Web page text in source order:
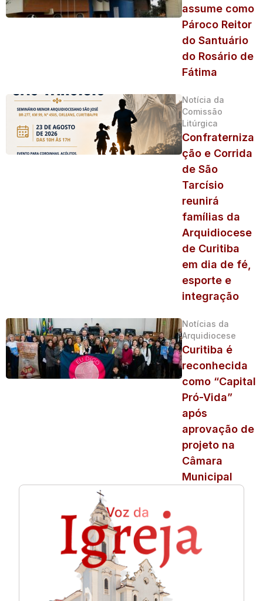
assume como
Pároco Reitor
do Santuário
do Rosário de
Fátima
Notícia da
Comissão
Litúrgica
Confraterniza
ção e Corrida
de São
Tarcísio
reunirá
famílias da
Arquidiocese
de Curitiba
em dia de fé,
esporte e
integração
Notícias da
Arquidiocese
Curitiba é
reconhecida
como “Capital
Pró-Vida”
após
aprovação de
projeto na
Câmara
Municipal